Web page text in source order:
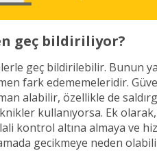
geç bildiriliyor?
geç bildirilebilir. Bunun
fark edememeleridir.
alabilir, özellikle de
kullanıyorsa. Ek
kontrol altına almaya ve
gecikmeye neden